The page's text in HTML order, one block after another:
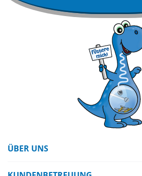
ÜBER UNS